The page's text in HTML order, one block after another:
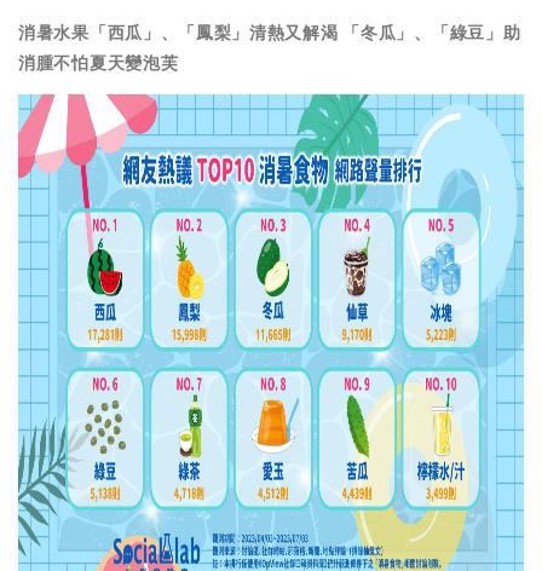
消暑水果「西瓜」、「鳳梨」清熱又解渴 「冬瓜」、「綠豆」助
消腫不怕夏天變泡芙